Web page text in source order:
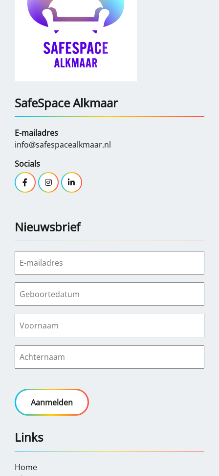
SafeSpace Alkmaar
E-mailadres
info@safespacealkmaar.nl
Socials
Nieuwsbrief
Links
Home